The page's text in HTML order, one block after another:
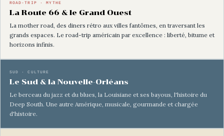
ROAD-TRIP · MYTHE
La Route 66 & le Grand Ouest
La mother road, des diners rétro aux villes fantômes, en traversant les
grands espaces. Le road-trip américain par excellence : liberté, bitume et
horizons infinis.
SUD · CULTURE
Le Sud & la Nouvelle-Orléans
Le berceau du jazz et du blues, la Louisiane et ses bayous, l'histoire du
Deep South. Une autre Amérique, musicale, gourmande et chargée
d'histoire.